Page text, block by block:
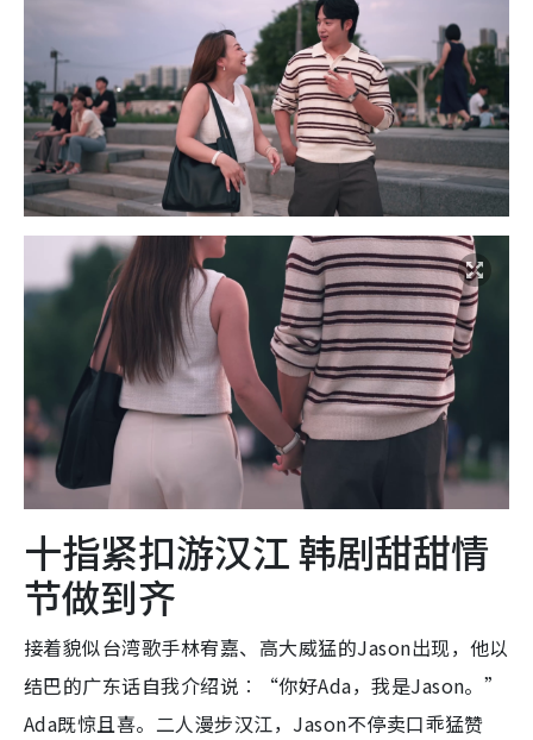
十指紧扣游汉江 韩剧甜甜情
节做到齐
接着貌似台湾歌手林宥嘉、高大威猛的Jason出现，他以
结巴的广东话自我介绍说︰“你好Ada，我是Jason。”
Ada既惊且喜。二人漫步汉江，Jason不停卖口乖猛赞